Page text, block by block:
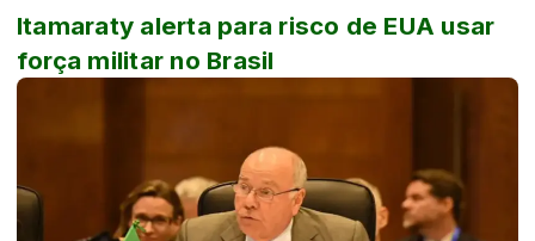
Itamaraty alerta para risco de EUA usar
força militar no Brasil